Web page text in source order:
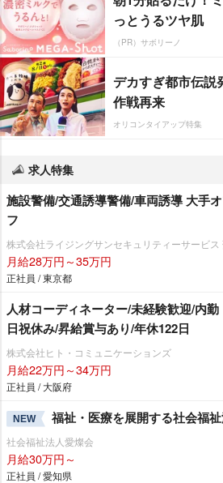
っとうるツヤ肌
（PR）サボリーノ
デカすぎ都市伝
作戦再来
オリコンタイアップ特集
求人特集
施設警備/交通誘導警備/車両誘導 大手
フ
株式会社ライジングサンセキュリティーサービス
月給28万円～35万円
正社員 / 東京都
人材コーディネーター/未経験歓迎/内
日祝休み/昇給賞与あり/年休122日
株式会社ヒト・コミュニケーションズ
月給22万円～34万円
正社員 / 大阪府
NEW 福祉・医療を展開する社会福祉
社会福祉法人愛燦会
月給30万円～
正社員 / 愛知県